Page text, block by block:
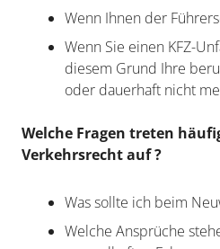
Wenn Ihnen der
Wenn Sie einen KFZ-
diesem Grund Ihre
oder dauerhaft nicht
Welche Fragen treten
Verkehrsrecht auf ?
Was sollte ich beim
Welche Ansprüche